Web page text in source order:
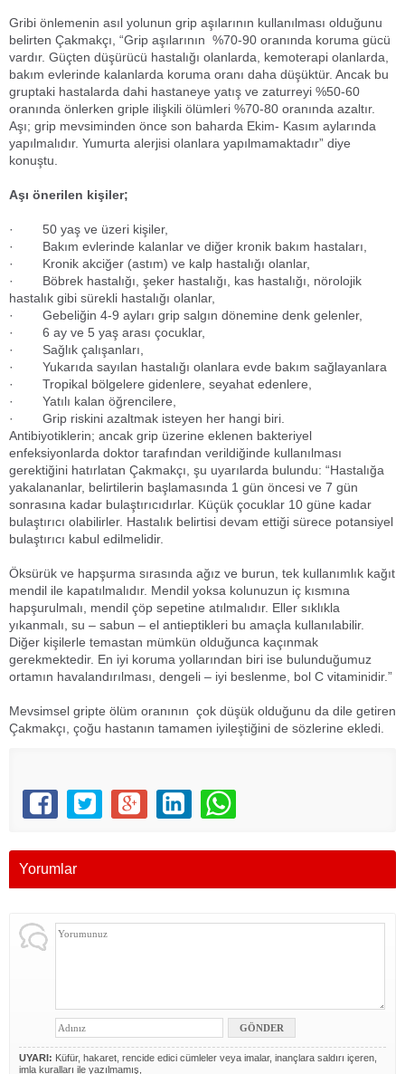
Gribi önlemenin asıl yolunun grip aşılarının kullanılması olduğunu
belirten Çakmakçı, “Grip aşılarının %70-90 oranında koruma gücü
vardır. Güçten düşürücü hastalığı olanlarda, kemoterapi olanlarda,
bakım evlerinde kalanlarda koruma oranı daha düşüktür. Ancak bu
gruptaki hastalarda dahi hastaneye yatış ve zaturreyi %50-60
oranında önlerken griple ilişkili ölümleri %70-80 oranında azaltır.
Aşı; grip mevsiminden önce son baharda Ekim- Kasım aylarında
yapılmalıdır. Yumurta alerjisi olanlara yapılmamaktadır” diye
konuştu.
Aşı önerilen kişiler;
· 50 yaş ve üzeri kişiler,
· Bakım evlerinde kalanlar ve diğer kronik bakım hastaları,
· Kronik akciğer (astım) ve kalp hastalığı olanlar,
· Böbrek hastalığı, şeker hastalığı, kas hastalığı, nörolojik
hastalık gibi sürekli hastalığı olanlar,
· Gebeliğin 4-9 ayları grip salgın dönemine denk gelenler,
· 6 ay ve 5 yaş arası çocuklar,
· Sağlık çalışanları,
· Yukarıda sayılan hastalığı olanlara evde bakım sağlayanlara
· Tropikal bölgelere gidenlere, seyahat edenlere,
· Yatılı kalan öğrencilere,
· Grip riskini azaltmak isteyen her hangi biri.
Antibiyotiklerin; ancak grip üzerine eklenen bakteriyel
enfeksiyonlarda doktor tarafından verildiğinde kullanılması
gerektiğini hatırlatan Çakmakçı, şu uyarılarda bulundu: “Hastalığa
yakalananlar, belirtilerin başlamasında 1 gün öncesi ve 7 gün
sonrasına kadar bulaştırıcıdırlar. Küçük çocuklar 10 güne kadar
bulaştırıcı olabilirler. Hastalık belirtisi devam ettiği sürece potansiyel
bulaştırıcı kabul edilmelidir.
Öksürük ve hapşurma sırasında ağız ve burun, tek kullanımlık kağıt
mendil ile kapatılmalıdır. Mendil yoksa kolunuzun iç kısmına
hapşurulmalı, mendil çöp sepetine atılmalıdır. Eller sıklıkla
yıkanmalı, su – sabun – el antieptikleri bu amaçla kullanılabilir.
Diğer kişilerle temastan mümkün olduğunca kaçınmak
gerekmektedir. En iyi koruma yollarından biri ise bulunduğumuz
ortamın havalandırılması, dengeli – iyi beslenme, bol C vitaminidir.”
Mevsimsel gripte ölüm oranının çok düşük olduğunu da dile getiren
Çakmakçı, çoğu hastanın tamamen iyileştiğini de sözlerine ekledi.
Yorumlar
UYARI: Küfür, hakaret, rencide edici cümleler veya imalar, inançlara saldırı içeren,
imla kuralları ile yazılmamış,